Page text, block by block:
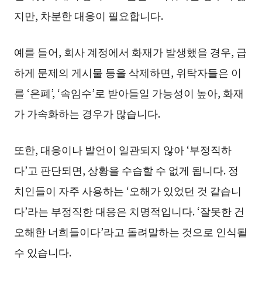
지만, 차분한 대응이 필요합니다.
예를 들어, 회사 계정에서 화재가 발생했을 경우, 급
하게 문제의 게시물 등을 삭제하면, 위탁자들은 이
를 ‘은폐’, ‘속임수’로 받아들일 가능성이 높아, 화재
가 가속화하는 경우가 많습니다.
또한, 대응이나 발언이 일관되지 않아 ‘부정직하
다’고 판단되면, 상황을 수습할 수 없게 됩니다. 정
치인들이 자주 사용하는 ‘오해가 있었던 것 같습니
다’라는 부정직한 대응은 치명적입니다. ‘잘못한 건
오해한 너희들이다’라고 돌려말하는 것으로 인식될
수 있습니다.